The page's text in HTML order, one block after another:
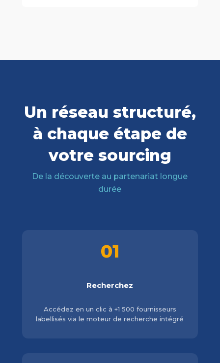
Un réseau structuré,
à chaque étape de
votre sourcing
De la découverte au partenariat longue
durée
01
Recherchez
Accédez en un clic à +1 500 fournisseurs
labellisés via le moteur de recherche intégré